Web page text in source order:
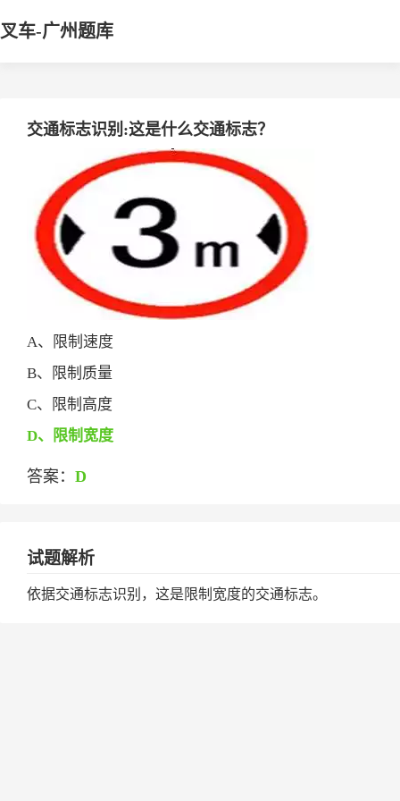
叉车-广州题库
交通标志识别:这是什么交通标志？
A、限制速度
B、限制质量
C、限制高度
D、限制宽度
答案： D
试题解析
依据交通标志识别，这是限制宽度的交通标志。